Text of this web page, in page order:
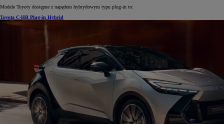
Modele Toyoty dostępne z napędem hybrydowym typu plug-in to:
Toyota C-HR Plug-in Hybrid